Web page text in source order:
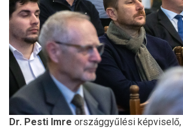
Dr. Pesti Imre országgyűlési képviselő,